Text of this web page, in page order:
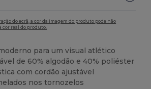
do ecrã, a cor da imagem do produto pode não
cor real do produto.
para um visual atlético
de 60% algodão e 40% poliéster
com cordão ajustável
nos tornozelos